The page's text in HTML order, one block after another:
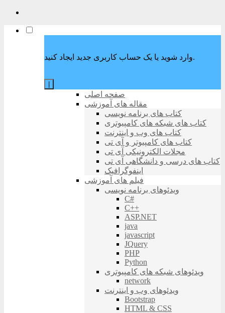
وارد شوید یا یک حساب کاربری جدید ایجاد کنید.
صفحه اصلی
مقاله های آموزشی
کتاب های برنامه نویسی
کتاب های شبکه های کامپیوتری
کتاب های وب و اینترنت
کتاب های کامپیوتر و آی تی
مجلات الکترونیکی آی تی
کتاب های درسی و دانشگاهی آی تی
اینفوگرافیک
فیلم های آموزشی
ویدئوهای برنامه نویسی
C#
C++
ASP.NET
java
javascript
JQuery
PHP
Python
ویدئوهای شبکه های کامپیوتری
network
ویدئوهای وب و اینترنت
Bootstrap
HTML & CSS